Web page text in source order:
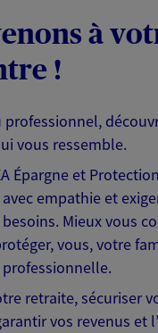
à
!
professionnel,
vous ressemble.
Épargne et
empathie et
Mieux vous
vous, votre
retraite, sécuriser
vos revenus et